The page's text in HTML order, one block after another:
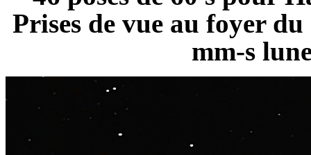
Prises de vue au foyer
mm-s